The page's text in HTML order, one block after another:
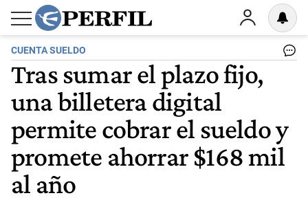
CUENTA SUELDO
Tras sumar el plazo fijo,
una billetera digital
permite cobrar el sueldo y
promete ahorrar $168 mil
al año